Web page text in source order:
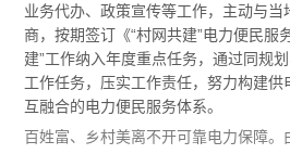
业务代办、政策宣传等工作，主动与
商，按期签订《“村网共建”电力便民服
建”工作纳入年度重点任务，通过同规
工作任务，压实工作责任，努力构建供
互融合的电力便民服务体系。
百姓富、乡村美离不开可靠电力保障。